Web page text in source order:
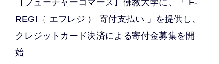
【フューチャーコマース】佛教大学に、「 F-
REGI（ エフレジ ） 寄付支払い 」を提供し、
クレジットカード決済による寄付金募集を開
始